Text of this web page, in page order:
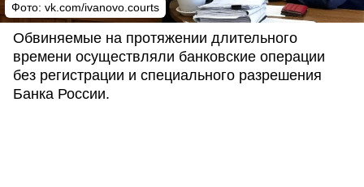
Фото: vk.com/ivanovo.courts
Обвиняемые на протяжении длительного
времени осуществляли банковские операции
без регистрации и специального разрешения
Банка России.